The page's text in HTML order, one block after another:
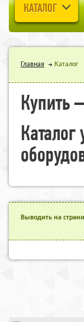
КАТАЛОГ
Главная Каталог
Каталог
Выводить на